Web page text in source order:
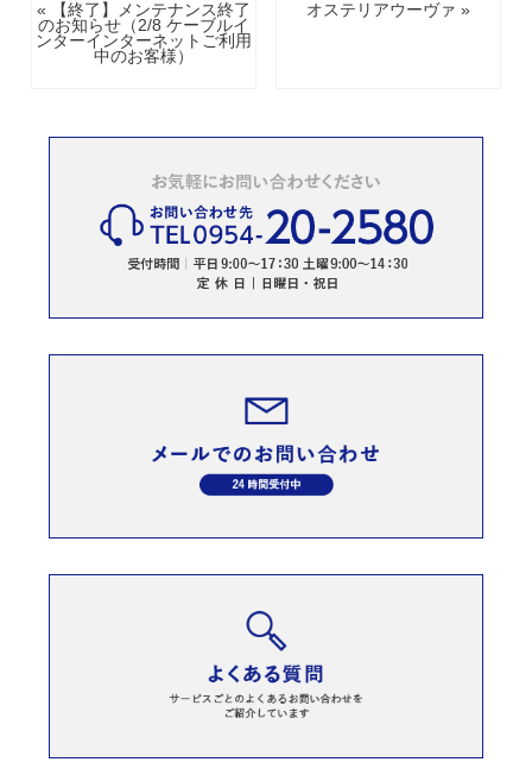
« 【終了】メンテナンス終了
のお知らせ（2/8 ケーブルイ
ンターインターネットご利用
中のお客様）
オステリアウーヴァ »